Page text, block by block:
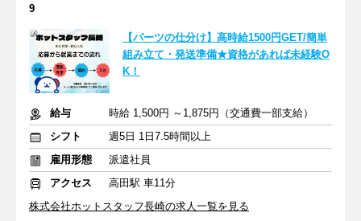
9
【パーツの仕分け】高時給1500円GET/簡単
組み立て・発送準備★資格があれば未経験O
K！
給与
時給 1,500円 ～1,875円（交通費一部支給）
シフト
週5日 1日7.5時間以上
雇用形態
派遣社員
アクセス
高田駅 車11分
株式会社ホットスタッフ長崎の求人一覧を見る